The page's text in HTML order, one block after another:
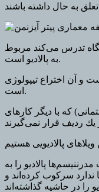
تدرس می‌كند مربوط
به پالاديو است.
و آن اختراع تيپولوژی
است.
كه با ديگر كارهای
پالادیو را به
ندارد سرکوب کرده‌اند و